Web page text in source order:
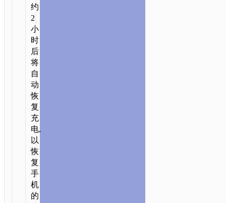
约
2
小
时
后
将
自
动
恢
复
充
电,
以
恢
复
手
机
的